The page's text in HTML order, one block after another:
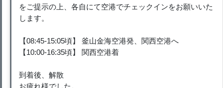
をご提示の上、各自にて空港でチェックインをお願いいた
します。
【08:45-15:05頃】 釜山金海空港発、関西空港へ
【10:00-16:35頃】 関西空港着
到着後、解散